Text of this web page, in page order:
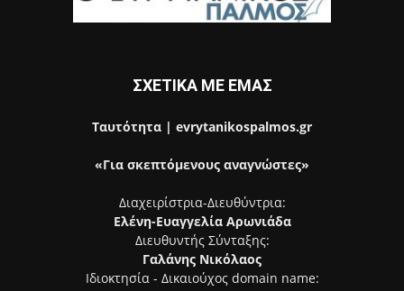
ΣΧΕΤΙΚΑ ΜΕ ΕΜΑΣ
Ταυτότητα | evrytanikospalmos.gr
«Για σκεπτόμενους αναγνώστες»
Διαχειρίστρια-Διευθύντρια:
Ελένη-Ευαγγελία Αρωνιάδα
Διευθυντής Σύνταξης:
Γαλάνης Νικόλαος
Ιδιοκτησία - Δικαιούχος domain name: